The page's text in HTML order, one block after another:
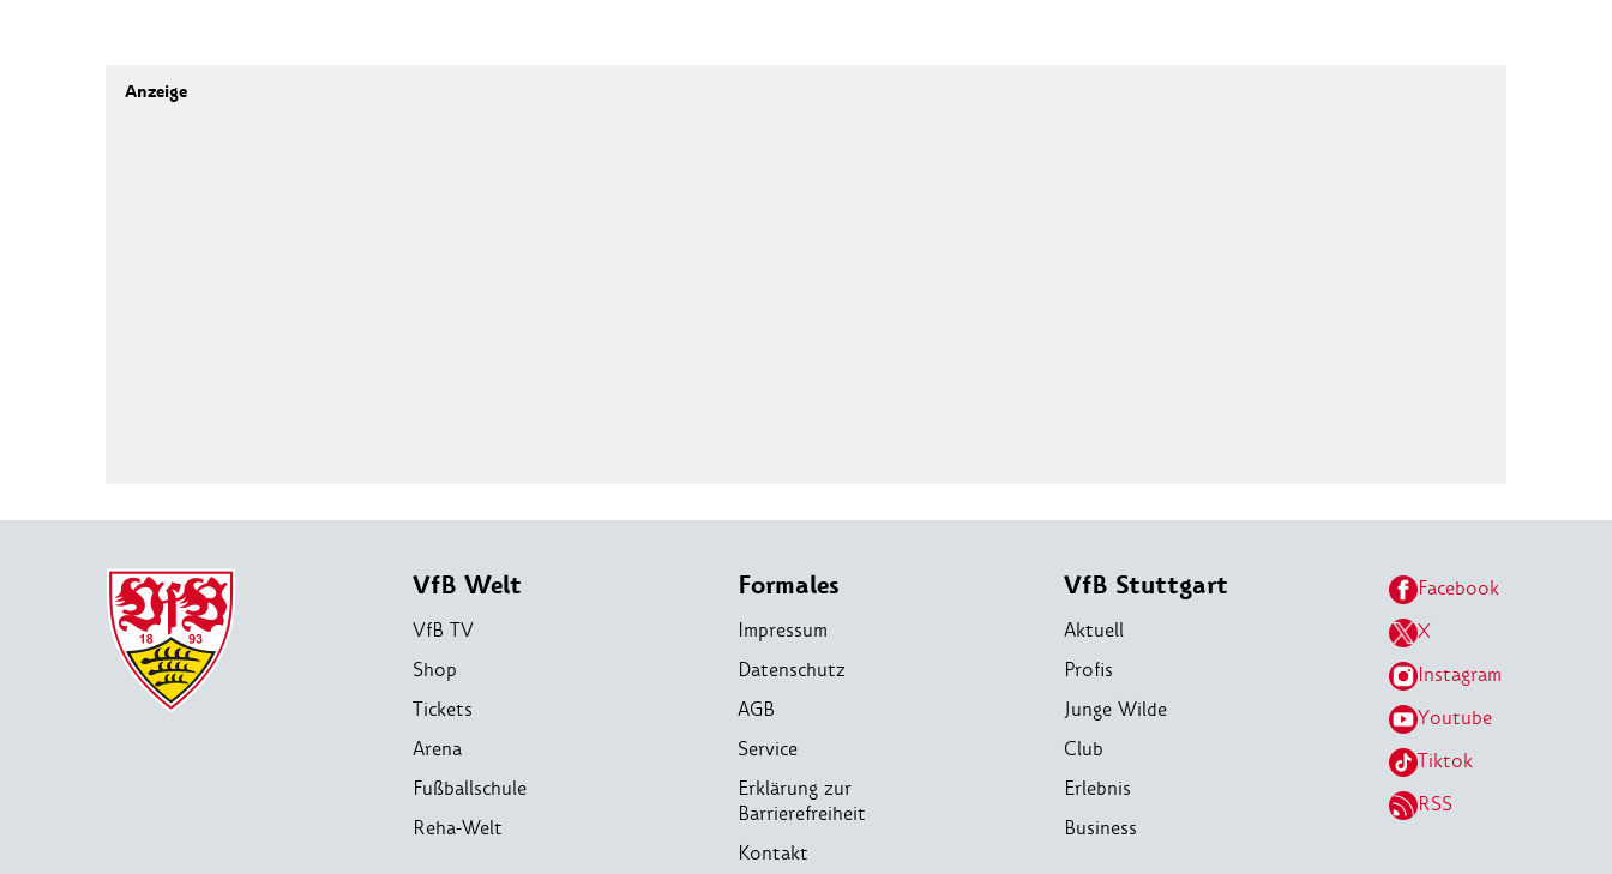
VfB Welt
VfB TV
Shop
Tickets
Arena
Fußballschule
Reha-Welt
Formales
Impressum
Datenschutz
AGB
Service
Erklärung zur
Barrierefreiheit
Kontakt
VfB Stuttgart
Aktuell
Profis
Junge Wilde
Club
Erlebnis
Business
Facebook
X
Instagram
Youtube
Tiktok
RSS